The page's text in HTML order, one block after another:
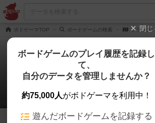
ボドゲーマTOP ボードゲームの検索 ブラック
ブラックパーティ
0店のカフェ/スペースが提供中
1
閉じ
ボードゲームのプレイ履歴を記録し
て、
自分のデータを管理しませんか？
約75,000人がボドゲーマを利用中！
遊んだボードゲームを記録する